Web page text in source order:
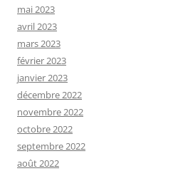
mai 2023
avril 2023
mars 2023
février 2023
janvier 2023
décembre 2022
novembre 2022
octobre 2022
septembre 2022
août 2022